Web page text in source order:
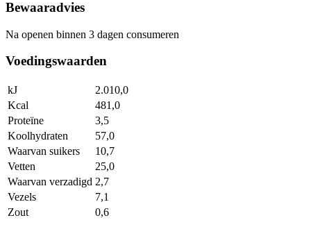
Bewaaradvies
Na openen binnen 3 dagen consumeren
Voedingswaarden
kJ
2.010,0
Kcal
481,0
Proteïne
3,5
Koolhydraten
57,0
Waarvan suikers
10,7
Vetten
25,0
Waarvan verzadigd 2,7
Vezels
7,1
Zout
0,6